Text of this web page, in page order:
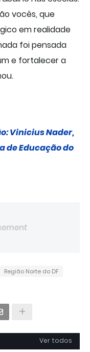
vocês, que
em realidade
foi pensada
e fortalecer a
Vinicius Nader,
de Educação do
Região Norte do DF
Ver todos